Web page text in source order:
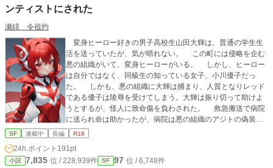
ンティストにされた
瀬緋 令祖灼
変身ヒーロー好きの男子高校生山田大輝は、普通の学生生
活を送っていたが、気が晴れない。 この町には侵略を企む
悪の組織がいて、変身ヒーローがいる。 しかし、ヒーロー
は自分ではなく、同級生の知っている女子、小川優子だっ
た。 しかも、悪の組織に大輝は捕まり、人質となりレッド
である優子は陵辱を受けてしまう。大輝は振り切って助けよ
うとするが、怪人に致命傷を負わされた。 救急搬送で病院
に送られ命は助かったが、病院は悪の組織のアジトの偽装。
地下にある秘密研究所で大輝は改造されてマッドサイエン
いる彼女、小川優子がやって来てしまった。 変身ヒーロー
の少女とマッドサイエンティストの少年のR18小説 実験的
SF 連載中 長編 R18
24h.ポイント 191pt
小説 7,835 位 / 228,939件 SF 97 位 / 6,748件